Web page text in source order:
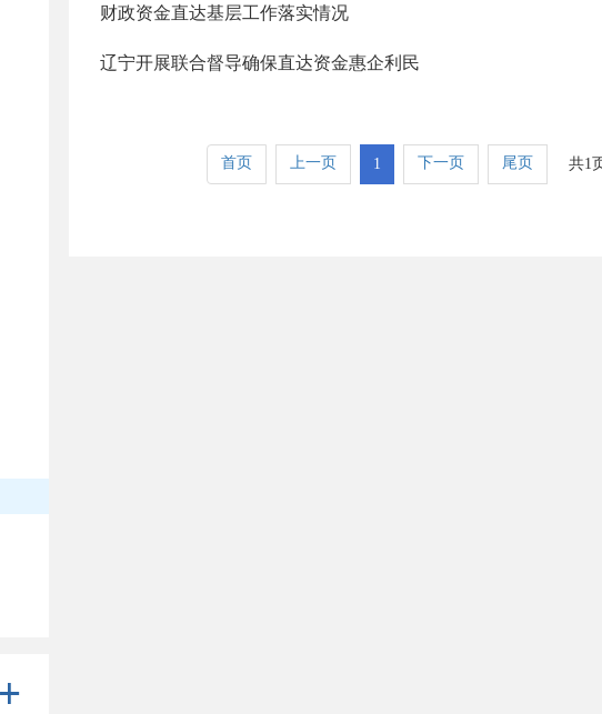
财政资金直达基层工作落实情况
辽宁开展联合督导确保直达资金惠企利民
首页 上一页 1 下一页 尾页 共1